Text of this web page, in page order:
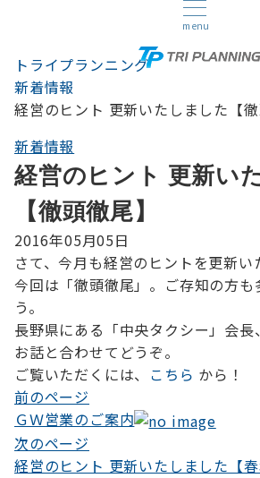
menu
トライプランニング
新着情報
経営のヒント 更新いたしました【徹
新着情報
経営のヒント 更新い
【徹頭徹尾】
2016年05月05日
さて、今月も経営のヒントを更新い
今回は「徹頭徹尾」。ご存知の方も
う。
長野県にある「中央タクシー」会長
お話と合わせてどうぞ。
ご覧いただくには、 こちら から！
投
稿
ナ
前のページ
ＧＷ営業のご案内
次のページ
経営のヒント 更新いたしました【春